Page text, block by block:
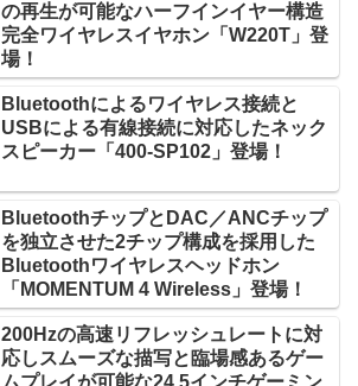
の再生が可能なハーフインイヤー構造
完全ワイヤレスイヤホン「W220T」登
場！
Bluetoothによるワイヤレス接続と
USBによる有線接続に対応したネック
スピーカー「400-SP102」登場！
BluetoothチップとDAC／ANCチップ
を独立させた2チップ構成を採用した
Bluetoothワイヤレスヘッドホン
「MOMENTUM 4 Wireless」登場！
200Hzの高速リフレッシュレートに対
応しスムーズな描写と臨場感あるゲー